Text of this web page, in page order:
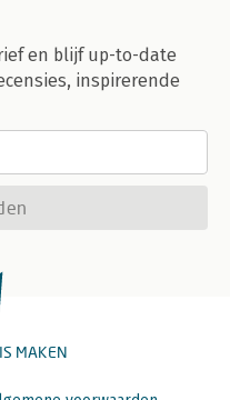
en blijf up-to-date
inspirerende
MAKEN